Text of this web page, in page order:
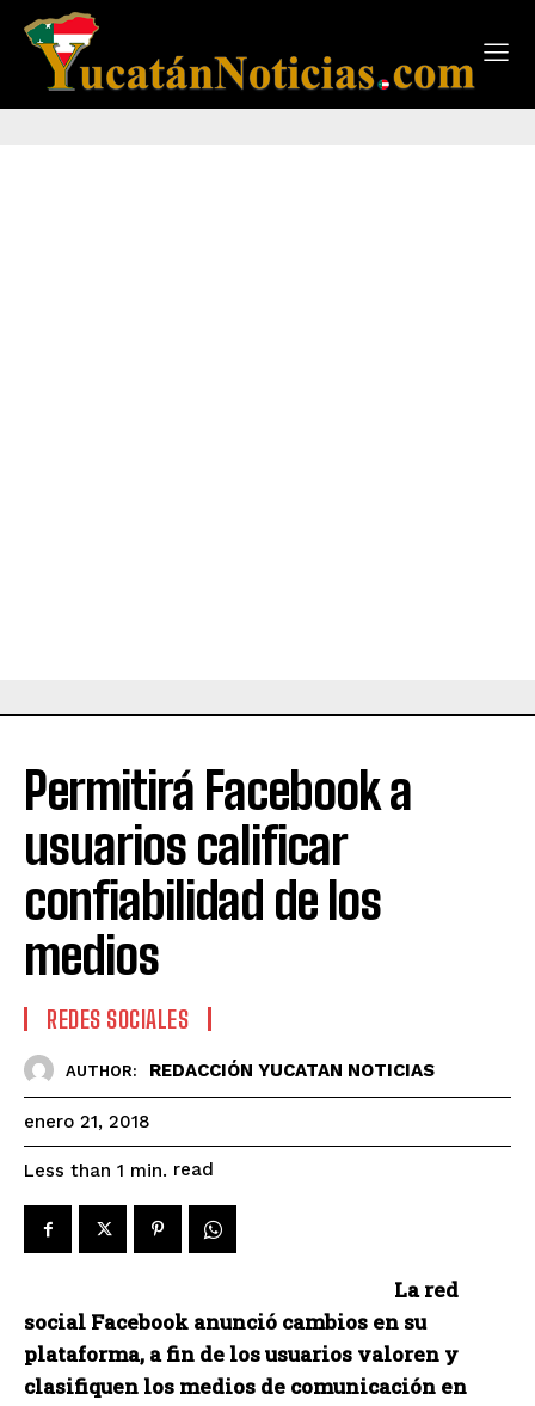
Permitirá Facebook a
usuarios calificar
confiabilidad de los
medios
REDES SOCIALES
AUTHOR: REDACCIÓN YUCATAN NOTICIAS
enero 21, 2018
Less than 1 min. read
La red
social Facebook anunció cambios en su
plataforma, a fin de los usuarios valoren y
clasifiquen los medios de comunicación en